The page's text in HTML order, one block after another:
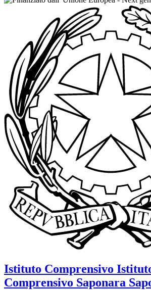
Istituto Comprensivo
Comprensivo Saponara